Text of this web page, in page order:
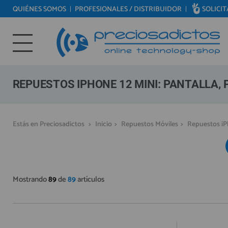
REPUESTOS MÓVILES
REPUESTOS TABLET
REPUESTOS VIDEOCONSOLAS
REPUESTOS OTROS DISPOSITIVOS
IC CHIP / FPC
Bienvenid@ otra vez
YA SOY CLIENTE
Recordarme ¿Olvidó su contraseña?Recordar aquí
QUIÉNES SOMOS PROFESIONALES / DISTRIBUIDOR
REPUESTOS IPHONE 12 MINI: PANTALLA,
Estás en Preciosadictos > Inicio > Repuestos Móviles > Repuestos
Mostrando89de89artículos